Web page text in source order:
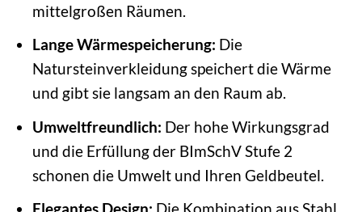
mittelgroßen Räumen.
Lange Wärmespeicherung: Die
Natursteinverkleidung speichert die Wärme
und gibt sie langsam an den Raum ab.
Umweltfreundlich: Der hohe Wirkungsgrad
und die Erfüllung der BImSchV Stufe 2
schonen die Umwelt und Ihren Geldbeutel.